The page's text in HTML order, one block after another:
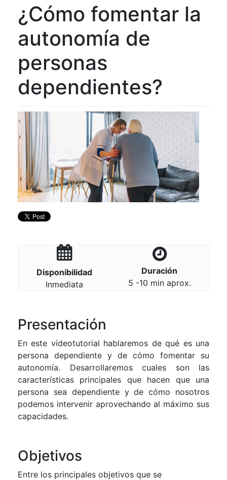
¿Cómo fomentar la
autonomía de
personas
dependientes?
Disponibilidad
Inmediata
Duración
5 -10 min aprox.
Presentación
En este videotutorial hablaremos de qué es una
persona dependiente y de cómo fomentar su
autonomía. Desarrollaremos cuales son las
características principales que hacen que una
persona sea dependiente y de cómo nosotros
podemos intervenir aprovechando al máximo sus
capacidades.
Objetivos
Entre los principales objetivos que se